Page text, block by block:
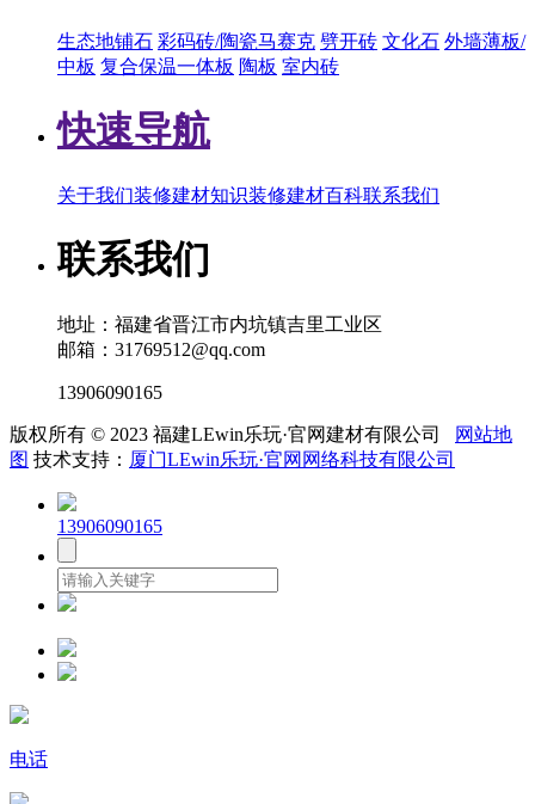
生态地铺石 彩码砖/陶瓷马赛克 劈开砖 文化石 外墙薄板/
中板 复合保温一体板 陶板 室内砖
快速导航
关于我们装修建材知识装修建材百科联系我们
联系我们
地址：福建省晋江市内坑镇吉里工业区
邮箱：31769512@qq.com
13906090165
版权所有 © 2023 福建LEwin乐玩·官网建材有限公司
网站地
图 技术支持： 厦门LEwin乐玩·官网网络科技有限公司
13906090165
电话